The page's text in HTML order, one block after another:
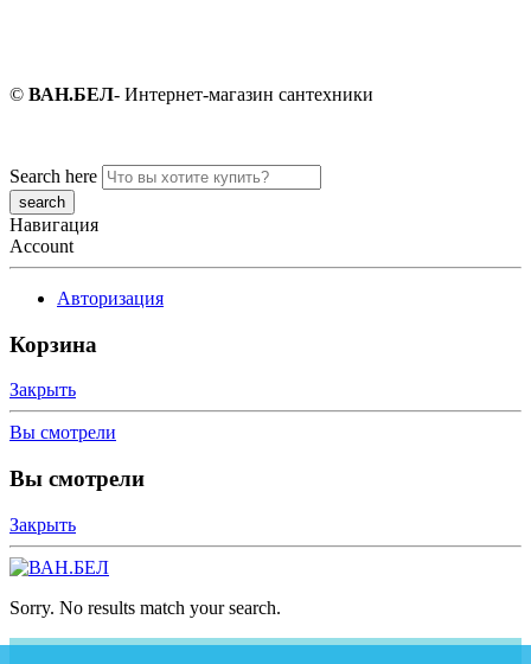
© ВАН.БЕЛ- Интернет-магазин сантехники
Search here
Навигация
Account
Авторизация
Корзина
Закрыть
Вы смотрели
Вы смотрели
Закрыть
Sorry. No results match your search.